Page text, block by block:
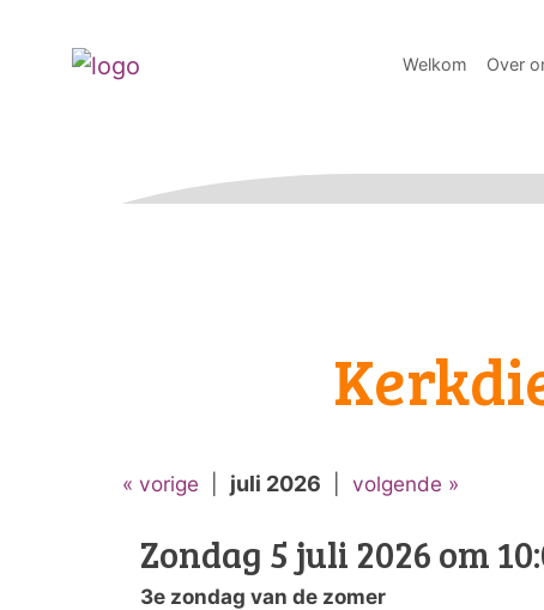
Welkom Over
« vorige juli 2026 volgende »
Zondag 5 juli 2026 om
3e zondag van de zomer